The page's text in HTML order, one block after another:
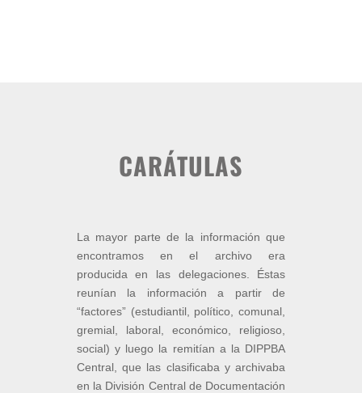
CARÁTULAS
La mayor parte de la información que
encontramos en el archivo era
producida en las delegaciones. Éstas
reunían la información a partir de
“factores” (estudiantil, político, comunal,
gremial, laboral, económico, religioso,
social) y luego la remitían a la DIPPBA
Central, que las clasificaba y archivaba
en la División Central de Documentación